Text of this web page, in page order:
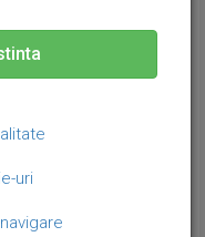
Samsung Galaxy A14 -
uri